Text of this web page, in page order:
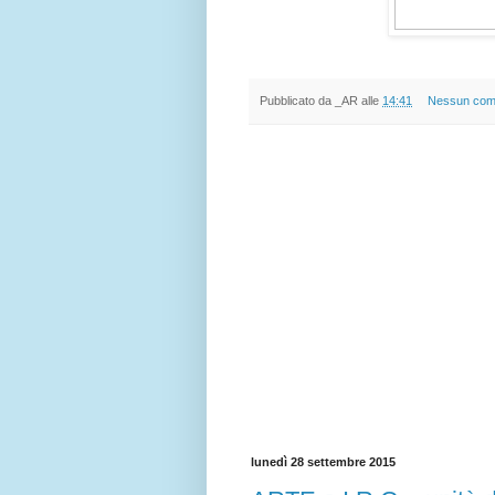
Pubblicato da _AR alle 14:41 Nessun
lunedì 28 settembre 2015